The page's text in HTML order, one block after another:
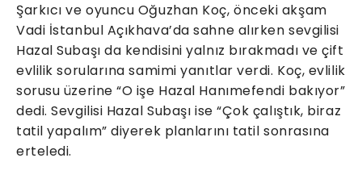
Şarkıcı ve oyuncu Oğuzhan Koç, önceki akşam
Vadi İstanbul Açıkhava’da sahne alırken sevgilisi
Hazal Subaşı da kendisini yalnız bırakmadı ve çift
evlilik sorularına samimi yanıtlar verdi. Koç, evlilik
sorusu üzerine “O işe Hazal Hanımefendi bakıyor”
dedi. Sevgilisi Hazal Subaşı ise “Çok çalıştık, biraz
tatil yapalım” diyerek planlarını tatil sonrasına
erteledi.